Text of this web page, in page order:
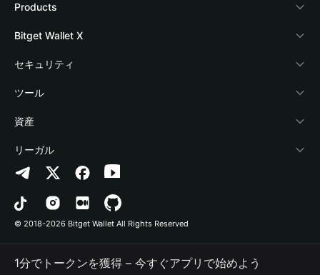
Bitget Walletについて
ブログ
アカデミー
暗号資産ニュース
Help Center
お問い合わせ
ブランドリソース
キャリア
Products
Crypto Card
Stablecoin Earn
Payfi Crypto
Crypto Swap API
Altcoin Season Index
Prediction Markets
DApp
RWA
Bitget Wallet X
デベロッパー
ウォレットを接続
Bitget Wallet Pay
プロジェクトを掲載
セキュリティ
保護基金
セキュリティ技術
ツール
暗号資産を購入
認証検出
コントラクト検出
一括送金
資産
Arbitrum
Avalanche
Bitcoin
Polygon
リーガル
プライバシーポリシー
利用規約
© 2018-2026 Bitget Wallet All Rights Reserved
1分でトークンを獲得 – 今すぐアプリで始めよう